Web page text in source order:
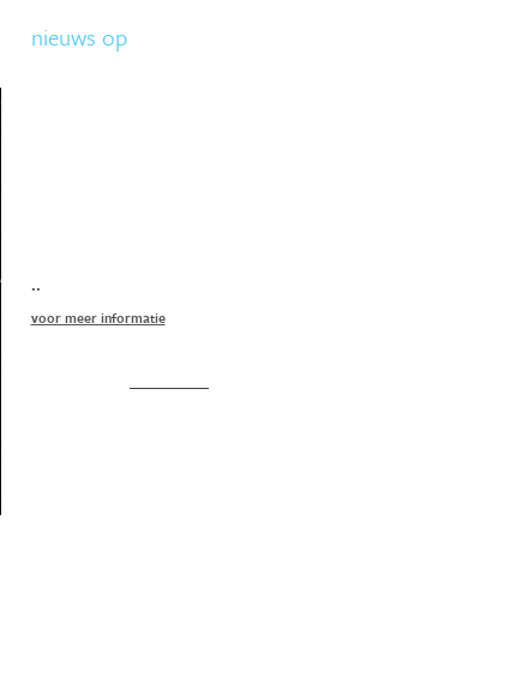
nieuws op
..
voor meer informatie